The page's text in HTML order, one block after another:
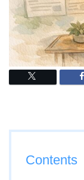
お役立ち記事
Contents